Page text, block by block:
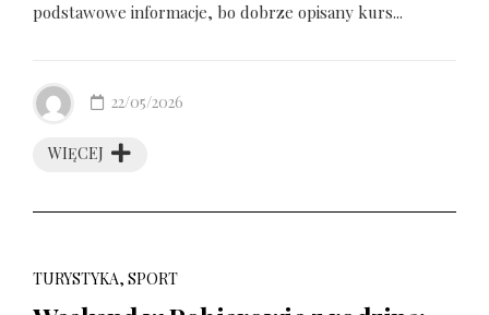
podstawowe informacje, bo dobrze opisany kurs...
WIĘCEJ
22/05/2026
TURYSTYKA, SPORT